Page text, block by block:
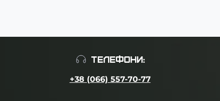
ТЕЛЕФОНИ:
+38 (066) 557-70-77